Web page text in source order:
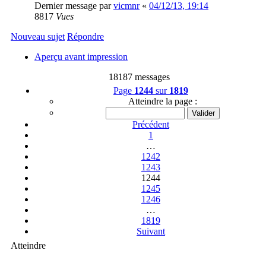
Dernier message parvicmnr« 04/12/13, 19:14
8817 Vues
Nouveau sujet Répondre
Aperçu avant impression
18187 messages
Page 1244 sur 1819
Atteindre la page :
Précédent
1
…
1242
1243
1244
1245
1246
…
1819
Suivant
Atteindre